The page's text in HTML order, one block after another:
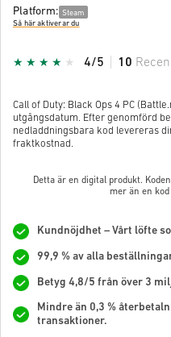
Platform: Steam
Så här aktiverar du
4/5 10
Call of Duty: Black Ops 4 PC
utgångsdatum. Efter genomförd
nedladdningsbara kod levereras
fraktkostnad.
Detta är en digital produkt.
mer än en
Kundnöjdhet – Vårt löfte
99,9 % av alla
Betyg 4,8/5 från över 3
Mindre än 0,3 %
transaktioner.